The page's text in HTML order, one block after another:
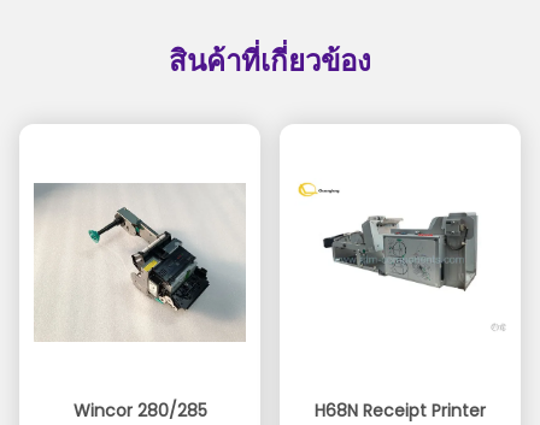
สินค้าที่เกี่ยวข้อง
Wincor 280/285
H68N Receipt Printer